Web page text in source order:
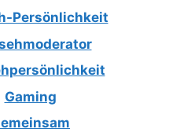
Persönlichkeit
Gaming